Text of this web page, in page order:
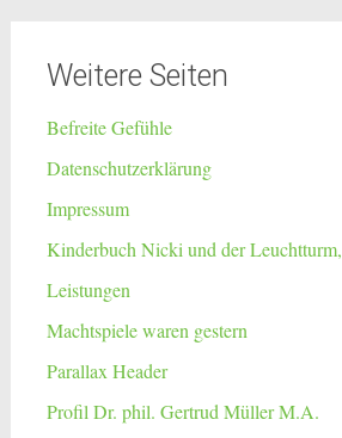
Weitere Seiten
Befreite Gefühle
Datenschutzerklärung
Impressum
Kinderbuch Nicki und der Leuchtturm,
Leistungen
Machtspiele waren gestern
Parallax Header
Profil Dr. phil. Gertrud Müller M.A.